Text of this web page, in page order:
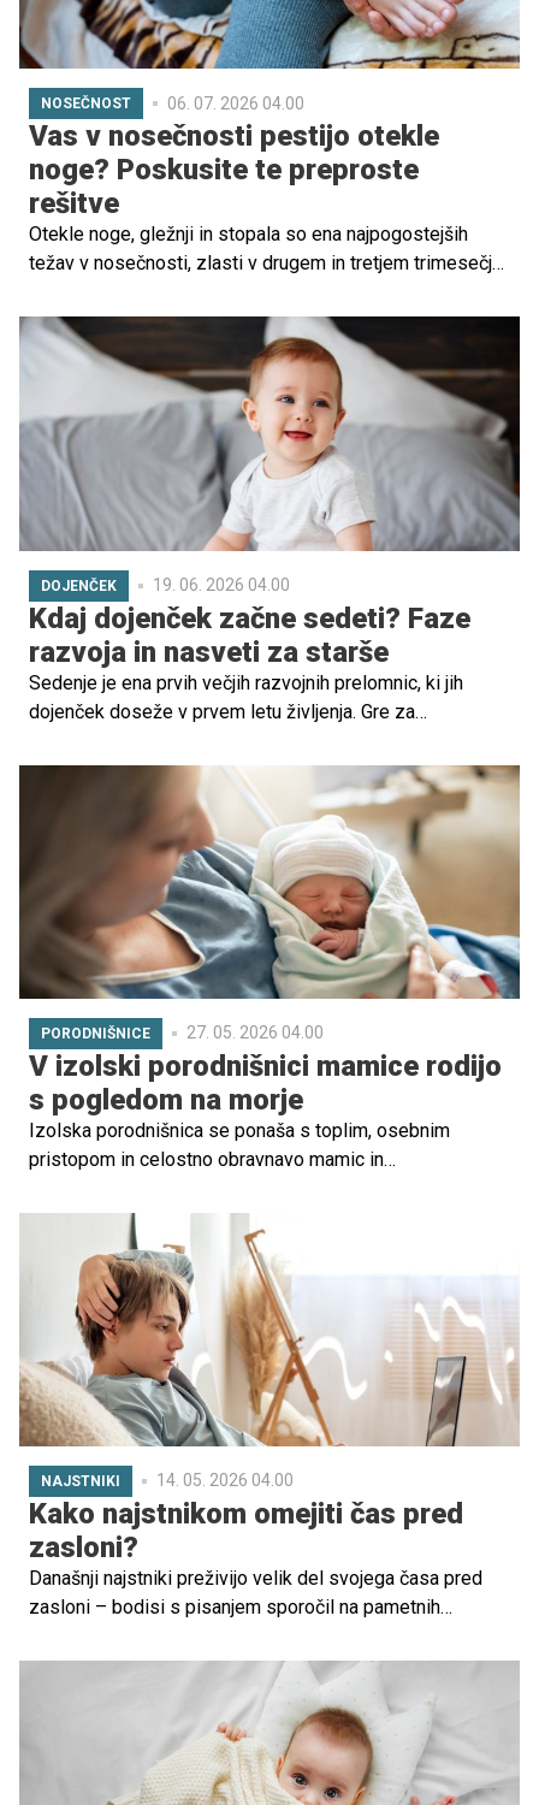
NOSEČNOST 06. 07. 2026 04.00
Vas v nosečnosti pestijo otekle
noge? Poskusite te preproste
rešitve
Otekle noge, gležnji in stopala so ena najpogostejših
težav v nosečnosti, zlasti v drugem in tretjem trimesečju.
normalen pojav, povezan z večjo količino krvi v telesu,
hormonskimi spremembami in pritiskom rastoče
maternice na žile v medenici.
DOJENČEK 19. 06. 2026 04.00
Kdaj dojenček začne sedeti? Faze
razvoja in nasveti za starše
Sedenje je ena prvih večjih razvojnih prelomnic, ki jih
dojenček doseže v prvem letu življenja. Gre za
bolj samostojen in pripravljen na nove gibalne izzive. Kdaj
torej otrok začne sedeti, kako poteka ta proces in kako
mu lahko pri tem pomagajo starši?
PORODNIŠNICE 27. 05. 2026 04.00
V izolski porodnišnici mamice rodijo
s pogledom na morje
Izolska porodnišnica se ponaša s toplim, osebnim
pristopom in celostno obravnavo mamic in
štacija in oddelek za otročnice v istem nadstropju, lahko
celostno poskrbijo za nosečnice, mamice in
novorojenčke ves čas njihovega bivanja. Bodočim
staršem so na voljo brezplačna tematska predavanja in
vodeni ogledi, kjer spoznajo osebje in prostore. Vsako
rojstvo pozdravijo z mesečno objavo imen
novorojenčkov, kar odraža veliko srčnost sicer majhne
porodnišnice. In še – novopečene mamice imajo iz sob
najlepši pogled na morje.
NAJSTNIKI 14. 05. 2026 04.00
Kako najstnikom omejiti čas pred
zasloni?
Današnji najstniki preživijo velik del svojega časa pred
zasloni – bodisi s pisanjem sporočil na pametnih
igric. Povprečno pred njimi preživijo kar devet ur na dan.
Kako to vpliva na njihovo telesno in duševno zdravje?